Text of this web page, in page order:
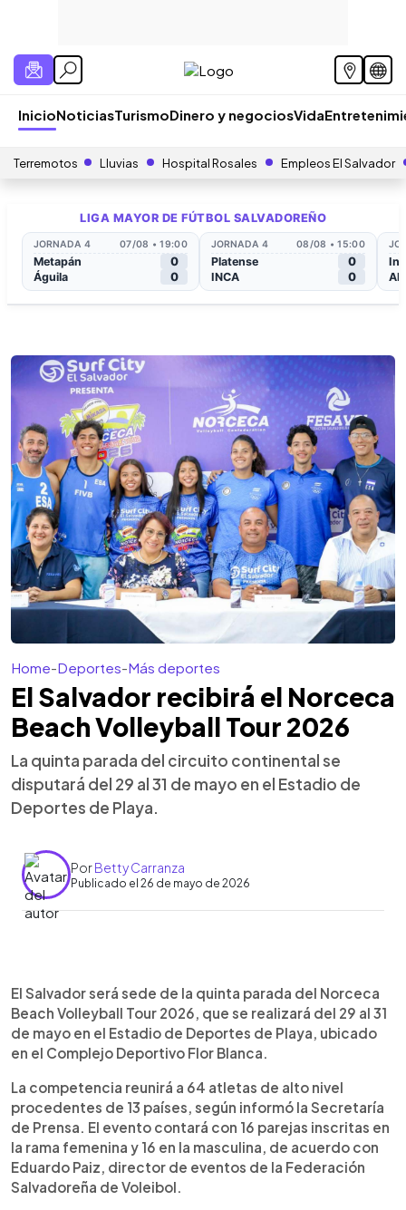
InicioNoticiasTurismoDinero y negociosVida
Terremotos Lluvias Hospital Rosales Empleos El Salvador
Home-Deportes-Más deportes
El Salvador recibirá el Norceca
Beach Volleyball Tour 2026
La quinta parada del circuito continental se
disputará del 29 al 31 de mayo en el Estadio de
Deportes de Playa.
PorBetty Carranza
Publicado el 26 de mayo de 2026
Escuchar artículo
El Salvador será sede de la quinta parada del
Norceca Beach Volleyball Tour 2026, del 29 al 31
de mayo, en el Estadio de Deportes de Playa del
Complejo Deportivo Flor Blanca. La competencia
reunirá a 64 atletas de alto nivel procedentes de
13 países, con 16 parejas femeninas y 16
masculinas. Los participantes buscarán sumar
puntos para el circuito continental y futuras
clasificaciones internacionales. La entrada será
gratis durante los tres días. Corsatur destacó que
el evento también impulsará el turismo deportivo,
El Salvador será sede de la quinta parada del Norceca
Beach Volleyball Tour 2026, que se realizará del 29 al 31
de mayo en el Estadio de Deportes de Playa, ubicado
en el Complejo Deportivo Flor Blanca.
La competencia reunirá a 64 atletas de alto nivel
procedentes de 13 países, según informó la Secretaría
de Prensa. El evento contará con 16 parejas inscritas en
la rama femenina y 16 en la masculina, de acuerdo con
Eduardo Paiz, director de eventos de la Federación
Salvadoreña de Voleibol.